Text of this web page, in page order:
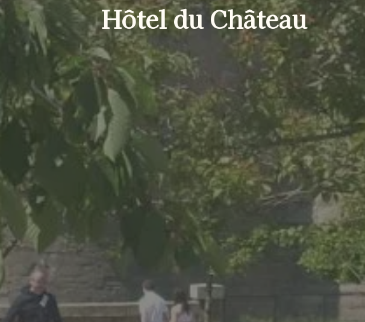
Hôtel du Château